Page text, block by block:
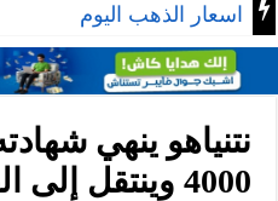
اسعار الذهب اليوم
نتنياهو ينهي
4000 وينتقل إلى القضية رقم 2000